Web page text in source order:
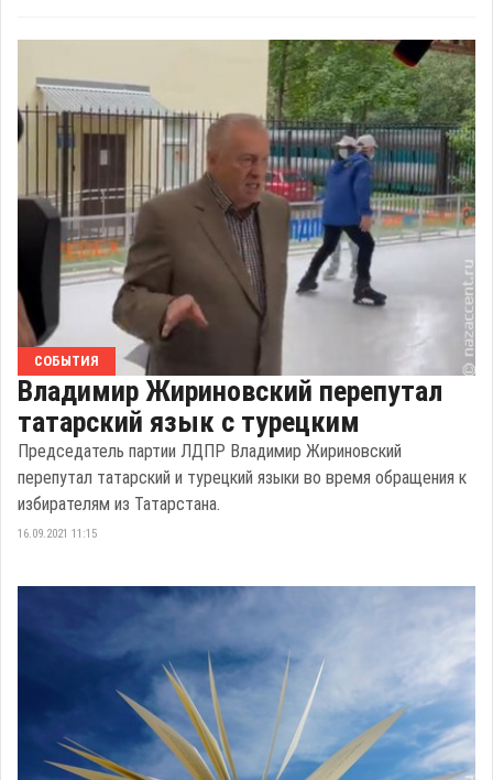
СОБЫТИЯ
Владимир Жириновский перепутал
татарский язык с турецким
Председатель партии ЛДПР Владимир Жириновский
перепутал татарский и турецкий языки во время обращения к
избирателям из Татарстана.
16.09.2021 11:15